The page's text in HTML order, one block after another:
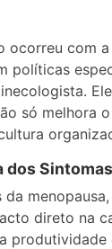
ocorreu com
políticas
só melhora
dos
da
direto na